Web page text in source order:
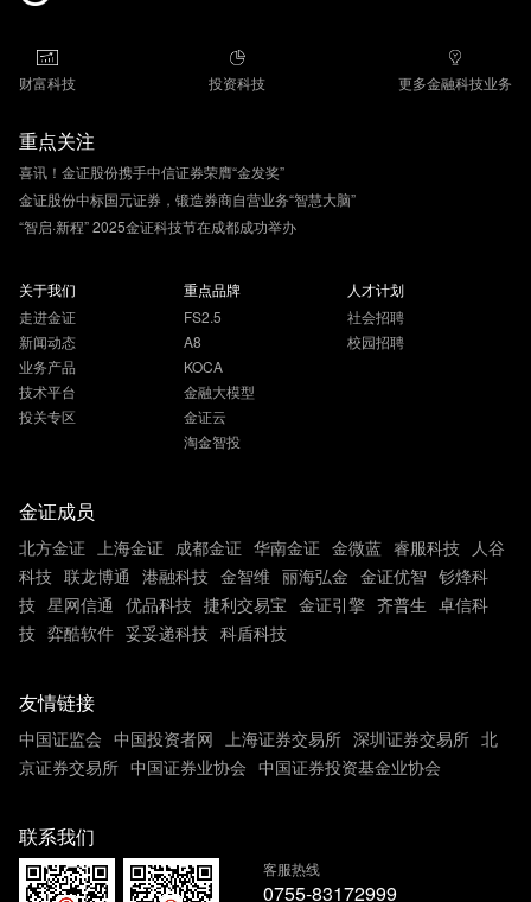
财富科技 投资科技 更多金融科技业务
重点关注
喜讯！金证股份携手中信证券荣膺“金发奖”
金证股份中标国元证券，锻造券商自营业务“智慧大脑”
“智启·新程” 2025金证科技节在成都成功举办
关于我们
走进金证
新闻动态
业务产品
技术平台
投关专区
重点品牌
FS2.5
A8
KOCA
金融大模型
金证云
淘金智投
人才计划
社会招聘
校园招聘
金证成员
北方金证 上海金证 成都金证 华南金证 金微蓝 睿服科技 人谷
科技 联龙博通 港融科技 金智维 丽海弘金 金证优智 钐烽科
技 星网信通 优品科技 捷利交易宝 金证引擎 齐普生 卓信科
技 弈酷软件 妥妥递科技 科盾科技
友情链接
中国证监会 中国投资者网 上海证券交易所 深圳证券交易所 北
京证券交易所 中国证券业协会 中国证券投资基金业协会
联系我们
客服热线
0755-83172999